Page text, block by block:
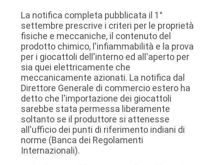
La notifica completa pubblicata il 1°
settembre prescrive i criteri per le proprietà
fisiche e meccaniche, il contenuto del
prodotto chimico, l'infiammabilità e la prova
per i giocattoli dell'interno ed all'aperto per
sia quei elettricamente che
meccanicamente azionati. La notifica dal
Direttore Generale di commercio estero ha
detto che l'importazione dei giocattoli
sarebbe stata permessa liberamente
soltanto se il produttore si attenesse
all'ufficio dei punti di riferimento indiani di
norme (Banca dei Regolamenti
Internazionali).